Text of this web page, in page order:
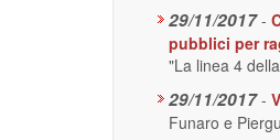
29/11/2017 -
pubblici per
"La linea 4
29/11/2017 -
Funaro e